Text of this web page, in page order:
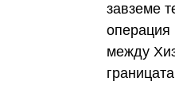
завземе
операция
между